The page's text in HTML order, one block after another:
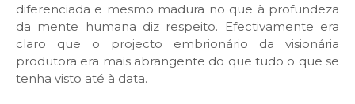
diferenciada e mesmo madura no que à profundeza
da mente humana diz respeito. Efectivamente era
claro que o projecto embrionário da visionária
produtora era mais abrangente do que tudo o que se
tenha visto até à data.